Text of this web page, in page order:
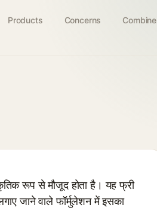
Products Concerns Combine
रूप से मौजूद होता है। यह फ्री
जाने वाले फॉर्मुलेशन में इसका